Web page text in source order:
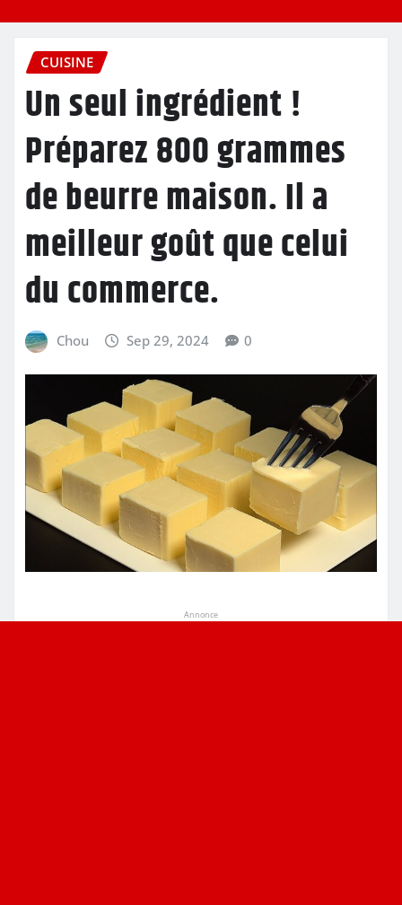
CUISINE
Un seul ingrédient !
Préparez 800 grammes
de beurre maison. Il a
meilleur goût que celui
du commerce.
Chou Sep 29, 2024 0
Annonce